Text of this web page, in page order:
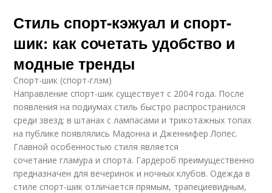
Стиль спорт-кэжуал и спорт-
шик: как сочетать удобство и
модные тренды
Спорт-шик (спорт-глэм)
Направление спорт-шик существует с 2004 года. После
появления на подиумах стиль быстро распространился
среди звезд: в штанах с лампасами и трикотажных топах
на публике появлялись Мадонна и Дженнифер Лопес.
Главной особенностью стиля является
сочетание гламура и спорта. Гардероб преимущественно
предназначен для вечеринок и ночных клубов. Одежда в
стиле спорт-шик отличается прямым, трапециевидным,